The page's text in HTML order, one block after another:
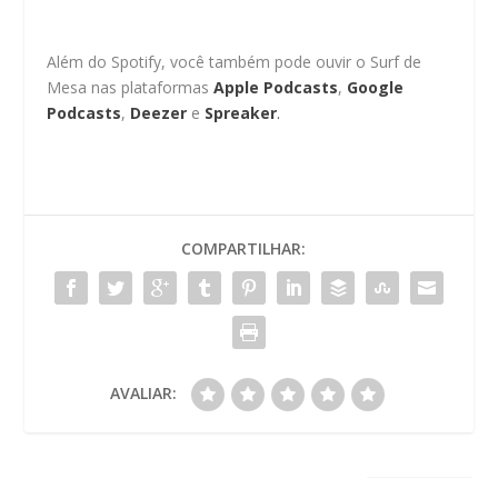
Além do Spotify, você também pode ouvir o Surf de
Mesa nas plataformasApple Podcasts, Google
Podcasts, Deezer e Spreaker.
COMPARTILHAR:
AVALIAR: